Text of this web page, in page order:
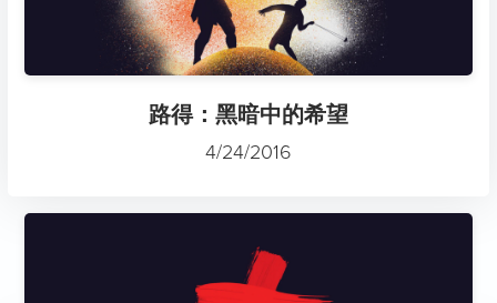
路得：黑暗中的希望
4/24/2016